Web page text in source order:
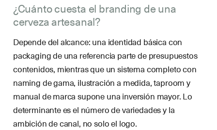
¿Cuánto cuesta el branding de una
cerveza artesanal?
Depende del alcance: una identidad básica con
packaging de una referencia parte de presupuestos
contenidos, mientras que un sistema completo con
naming de gama, ilustración a medida, taproom y
manual de marca supone una inversión mayor. Lo
determinante es el número de variedades y la
ambición de canal, no solo el logo.